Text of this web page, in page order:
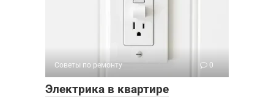
Советы по ремонту 0
Электрика в квартире